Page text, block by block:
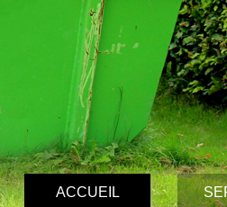
ACCUEIL